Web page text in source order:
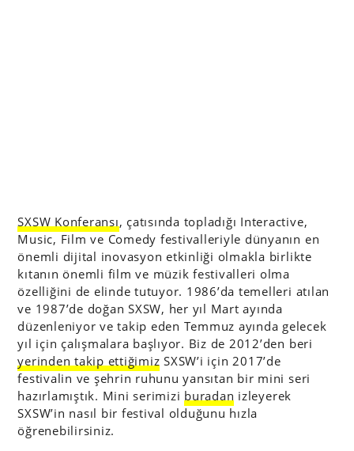
SXSW Konferansı, çatısında topladığı Interactive,
Music, Film ve Comedy festivalleriyle dünyanın en
önemli dijital inovasyon etkinliği olmakla birlikte
kıtanın önemli film ve müzik festivalleri olma
özelliğini de elinde tutuyor. 1986’da temelleri atılan
ve 1987’de doğan SXSW, her yıl Mart ayında
düzenleniyor ve takip eden Temmuz ayında gelecek
yıl için çalışmalara başlıyor. Biz de 2012’den beri
yerinden takip ettiğimiz SXSW’i için 2017’de
festivalin ve şehrin ruhunu yansıtan bir mini seri
hazırlamıştık. Mini serimizi buradan izleyerek
SXSW’in nasıl bir festival olduğunu hızla
öğrenebilirsiniz.